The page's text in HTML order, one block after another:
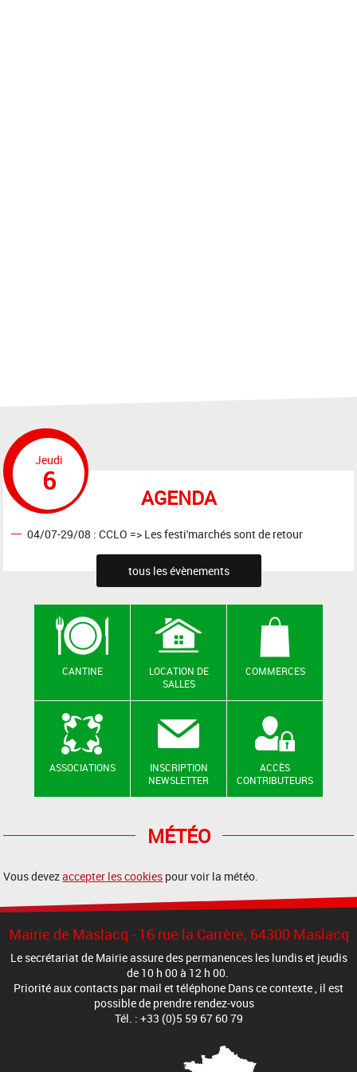
AGENDA
Jeudi
6
04/07-29/08 : CCLO => Les festi'marchés sont de retour
tous les évènements
CANTINE
LOCATION DE
SALLES
COMMERCES
ASSOCIATIONS
INSCRIPTION
NEWSLETTER
ACCÈS
CONTRIBUTEURS
MÉTÉO
Vous devezaccepter les cookies pour voir la météo.
Mairie de Maslacq - 16 rue la Carrère, 64300 Maslacq
Le secrétariat de Mairie assure des permanences les lundis et jeudis
de 10 h 00 à 12 h 00.
Priorité aux contacts par mail et téléphone Dans ce contexte , il est
possible de prendre rendez-vous
Tél. : +33 (0)5 59 67 60 79